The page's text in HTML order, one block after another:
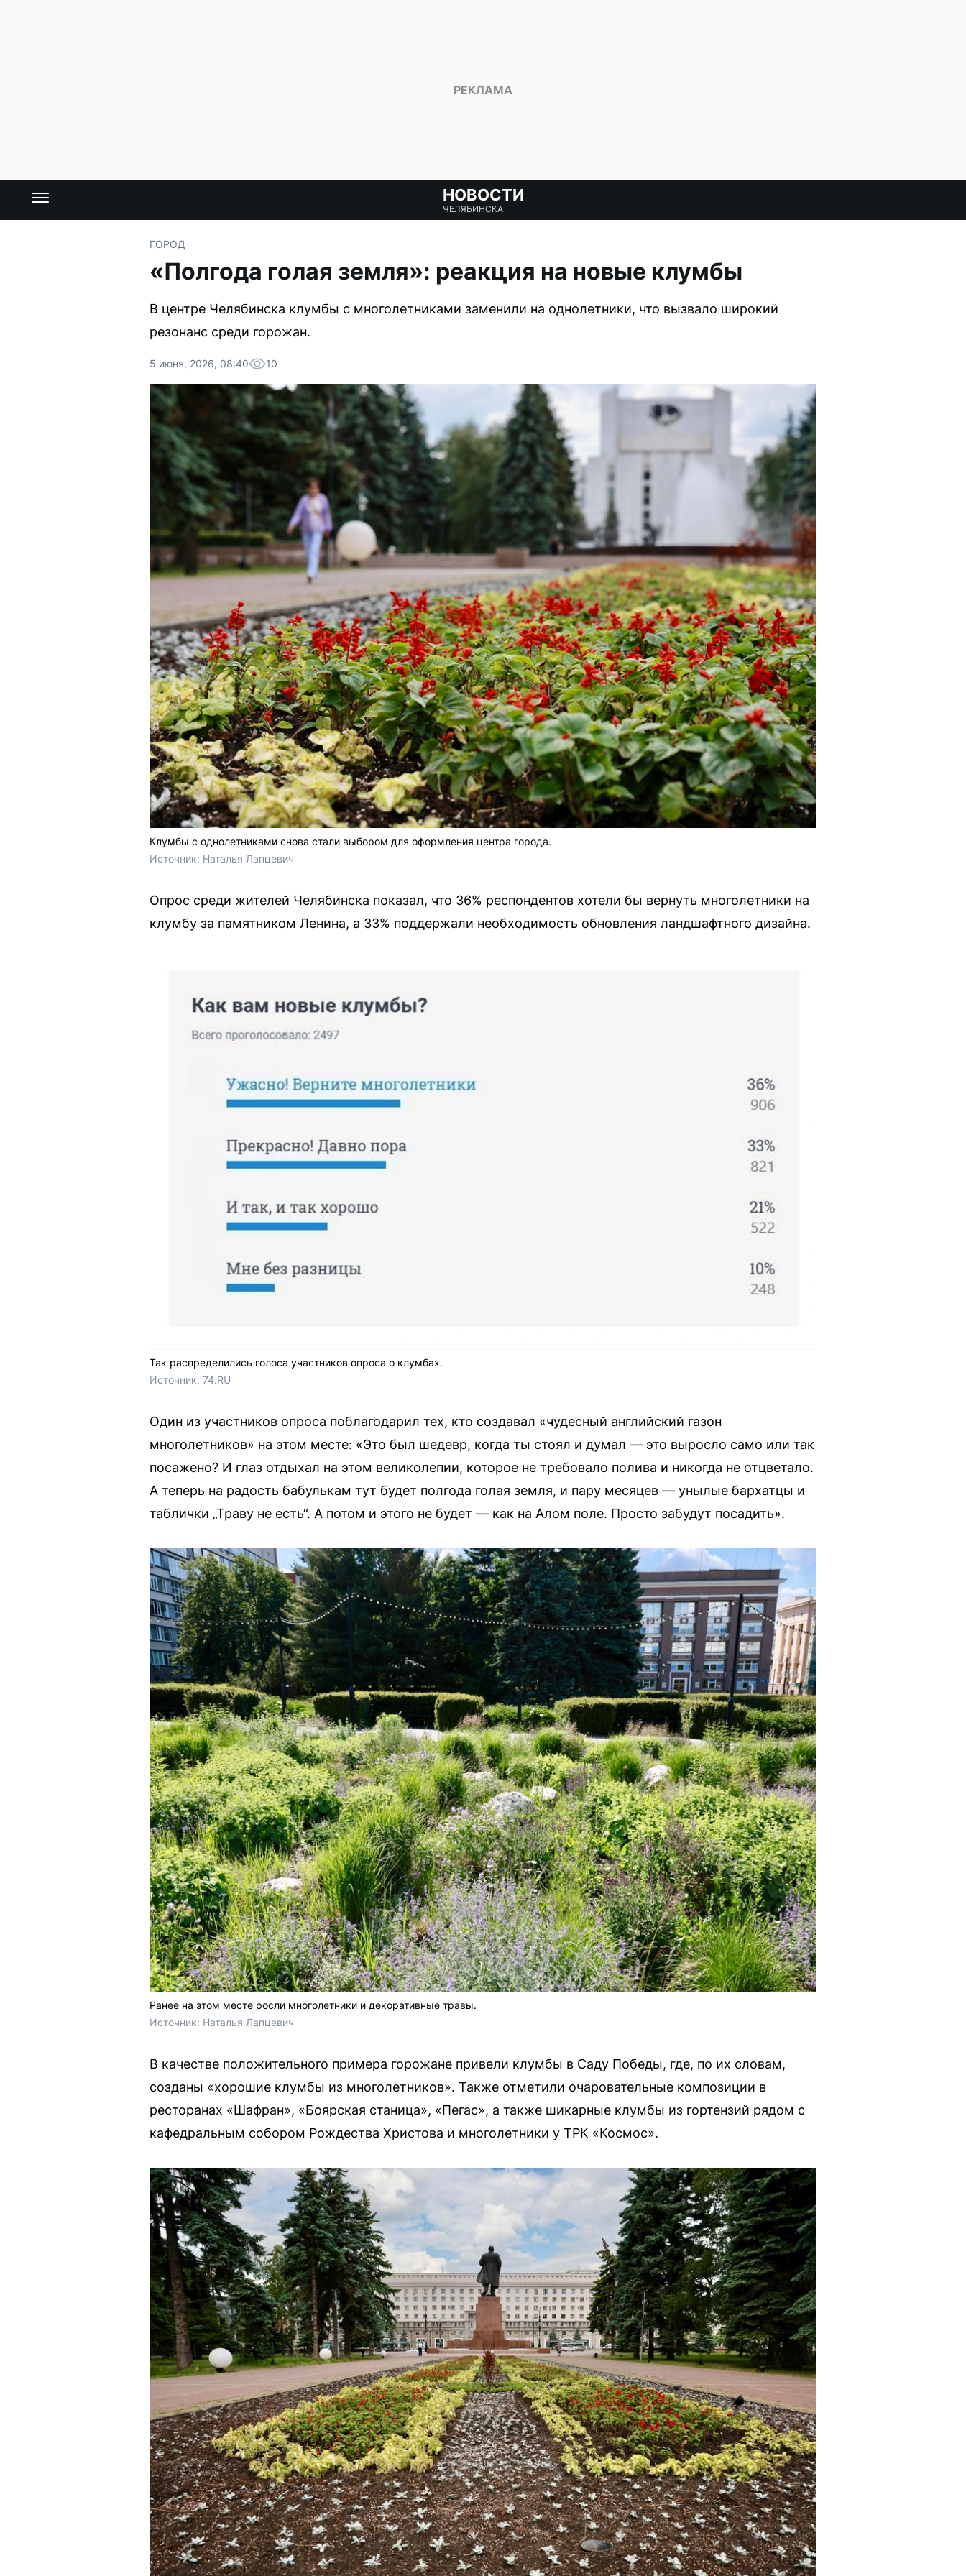
НОВОСТИ
ЧЕЛЯБИНСКА
ГОРОД
«Полгода голая земля»: реакция на новые клумбы
В центре Челябинска клумбы с многолетниками заменили на однолетники, что вызвало широкий
резонанс среди горожан.
5 июня, 2026, 08:40 10
Клумбы с однолетниками снова стали выбором для оформления центра города.
Источник: Наталья Лапцевич
Опрос среди жителей Челябинска показал, что 36% респондентов хотели бы вернуть многолетники на
клумбу за памятником Ленина, а 33% поддержали необходимость обновления ландшафтного дизайна.
Так распределились голоса участников опроса о клумбах.
Источник: 74.RU
Один из участников опроса поблагодарил тех, кто создавал «чудесный английский газон
многолетников» на этом месте: «Это был шедевр, когда ты стоял и думал — это выросло само или так
посажено? И глаз отдыхал на этом великолепии, которое не требовало полива и никогда не отцветало.
А теперь на радость бабулькам тут будет полгода голая земля, и пару месяцев — унылые бархатцы и
таблички „Траву не есть“. А потом и этого не будет — как на Алом поле. Просто забудут посадить».
Ранее на этом месте росли многолетники и декоративные травы.
Источник: Наталья Лапцевич
В качестве положительного примера горожане привели клумбы в Саду Победы, где, по их словам,
созданы «хорошие клумбы из многолетников». Также отметили очаровательные композиции в
ресторанах «Шафран», «Боярская станица», «Пегас», а также шикарные клумбы из гортензий рядом с
кафедральным собором Рождества Христова и многолетники у ТРК «Космос».